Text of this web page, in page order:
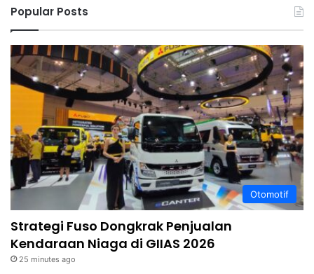
Popular Posts
Otomotif
Strategi Fuso Dongkrak Penjualan
Kendaraan Niaga di GIIAS 2026
25 minutes ago